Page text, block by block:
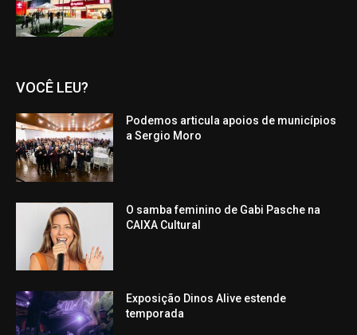
VOCÊ LEU?
Podemos articula apoios de municípios
a Sergio Moro
O samba feminino de Gabi Pasche na
CAIXA Cultural
Exposição Dinos Alive estende
temporada